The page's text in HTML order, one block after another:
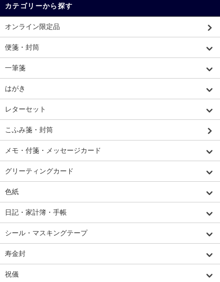
カテゴリーから探す
オンライン限定品
便箋・封筒
一筆箋
はがき
レターセット
こふみ箋・封筒
メモ・付箋・メッセージカード
グリーティングカード
色紙
日記・家計簿・手帳
シール・マスキングテープ
寿金封
祝儀